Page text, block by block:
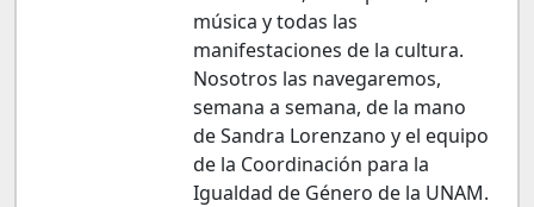
música y todas las
manifestaciones de la cultura.
Nosotros las navegaremos,
semana a semana, de la mano
de Sandra Lorenzano y el equipo
de la Coordinación para la
Igualdad de Género de la UNAM.